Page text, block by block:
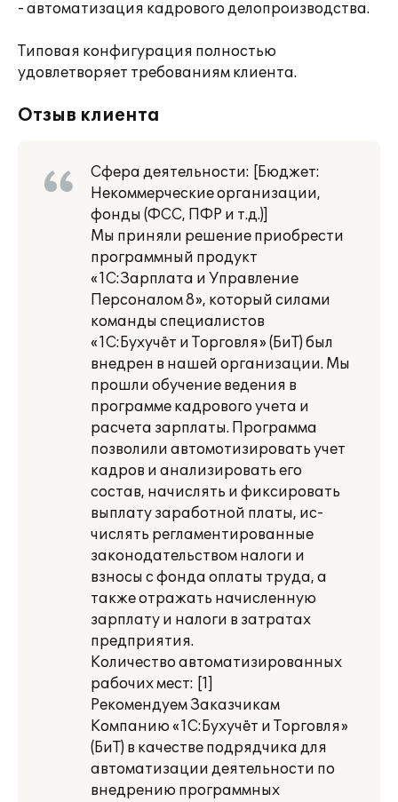
- автоматизация кадрового делопроизводства.
Типовая конфигурация полностью
удовлетворяет требованиям клиента.
Отзыв клиента
Сфера деятельности: [Бюджет:
Некоммерческие организации,
фонды (ФСС, ПФР и т.д.)]
Мы приняли решение приобрести
программный продукт
«1С:Зарплата и Управление
Персоналом 8», который силами
команды специалистов
«1С:Бухучёт и Торговля» (БиТ) был
внедрен в нашей организации. Мы
прошли обучение ведения в
программе кадрового учета и
расчета зарплаты. Программа
позволили автомотизировать учет
кадров и анализировать его
состав, начислять и фиксировать
выплату заработной платы, ис-
числять регламентированные
законодательством налоги и
взносы с фонда оплаты труда, а
также отражать начисленную
зарплату и налоги в затратах
предприятия.
Количество автоматизированных
рабочих мест: [1]
Рекомендуем Заказчикам
Компанию «1С:Бухучёт и Торговля»
(БиТ) в качестве подрядчика для
автоматизации деятельности по
внедрению программных